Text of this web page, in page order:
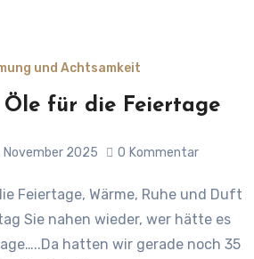
und Achtsamkeit
für die Feiertage
November 2025 0 Kommentar
Sie nahen wieder, wer hätte es
hatten wir gerade noch 35